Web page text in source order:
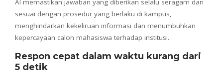
AI memastikan jawaban yang diberikan selalu seragam dan
sesuai dengan prosedur yang berlaku di kampus,
menghindarkan kekeliruan informasi dan menumbuhkan
kepercayaan calon mahasiswa terhadap institusi.
Respon cepat dalam waktu kurang dari
5 detik